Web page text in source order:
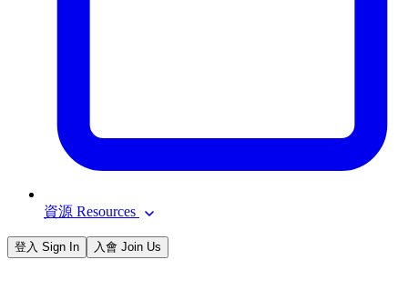
資源 Resources
登入 Sign In 入會 Join Us